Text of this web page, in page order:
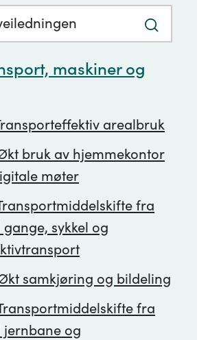
Trykk
å
maskiner og
arealbruk
bruk av hjemmekontor
møter
fra
sykkel og
samkjøring og bildeling
fra
jernbane og